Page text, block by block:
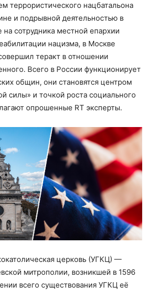
террористического нацбатальона
и подрывной деятельностью в
сотрудника местной епархии
нацизма, в Москве
теракт в отношении
Всего в России функционирует
общин, они становятся центром
силы» и точкой роста социального
опрошенные RT эксперты.
церковь (УГКЦ) —
митрополии, возникшей в 1596
всего существования УГКЦ её